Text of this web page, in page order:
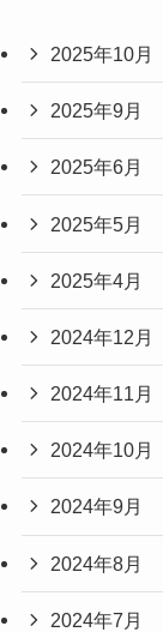
2025年10月
2025年9月
2025年6月
2025年5月
2025年4月
2024年12月
2024年11月
2024年10月
2024年9月
2024年8月
2024年7月